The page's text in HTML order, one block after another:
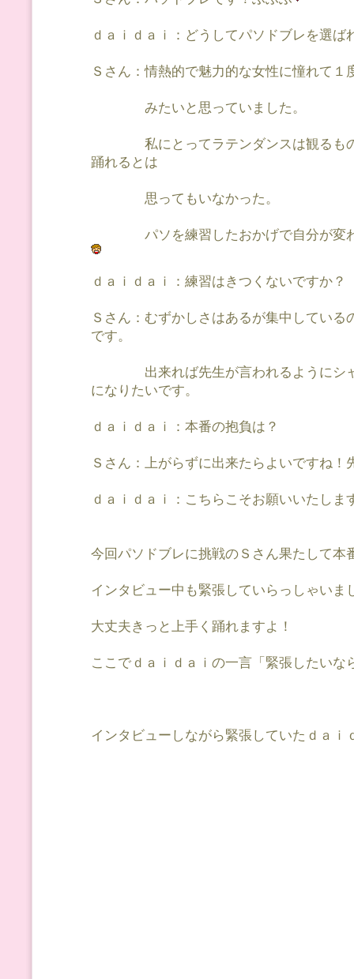
ｄａｉｄａｉ：どうしてパソドブレを選ば
Ｓさん：情熱的で魅力的な女性に憧れて１
みたいと思っていました。
私にとってラテンダンスは観るもの
踊れるとは
思ってもいなかった。
パソを練習したおかげで自分が変わ
ｄａｉｄａｉ：練習はきつくないですか？
Ｓさん：むずかしさはあるが集中している
です。
出来れば先生が言われるようにシャ
になりたいです。
ｄａｉｄａｉ：本番の抱負は？
Ｓさん：上がらずに出来たらよいですね！
ｄａｉｄａｉ：こちらこそお願いいたしま
今回パソドブレに挑戦のＳさん果たして本
インタビュー中も緊張していらっしゃいま
大丈夫きっと上手く踊れますよ！
ここでｄａｉｄａｉの一言「緊張したいな
インタビューしながら緊張していたｄａｉ